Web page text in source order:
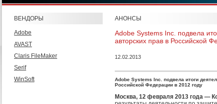
ВЕНДОРЫ
Adobe
AVAST
Claris FileMaker
Serif
WinSoft
АНОНСЫ
Adobe Systems Inc. подвела
авторских прав в Российской
12.02.2013
Adobe Systems Inc. подвела итоги
Российской Федерации в 2012 году
Москва, 12 февраля 2013 года —